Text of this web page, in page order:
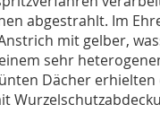
abgestrahlt. Im
mit gelber,
sehr
Dächer